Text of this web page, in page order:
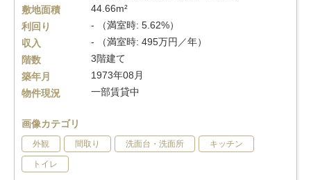
敷地面積
44.66m²
利回り
- （満室時: 5.62%）
収入
- （満室時: 495万円／年）
階数
3階建て
築年月
1973年08月
物件現況
一部賃貸中
画像カテゴリ
外観 間取り 洗面台・洗面所 キッチン
トイレ